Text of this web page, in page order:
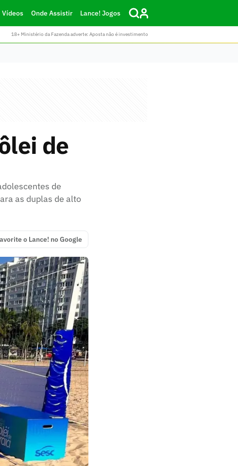
Vídeos Onde Assistir Lance! Jogos
18+ Ministério da Fazenda adverte: Aposta não é investimento
de
de
as duplas de alto
o Lance! no Google